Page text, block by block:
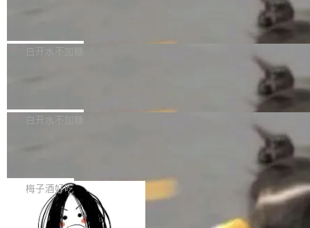
员工参与设立的专项资产管理计划。其中，Dee
获配9...
一个回归问题，该问题导致拉取镜像时会拒绝包
题，该问题可能导致在旧版 Linux 内核...
e 孵化器项目管理委员会（IPMC）投票中获得
P）！这一里程碑不仅标志着 Fluss 迈入新的发
白开水不加糖
长期停止内容更新，未能实现其作为“AI版维基百
提交的编辑请求也长期处于待处理状态。 Groki
pedia 于去年底上线，定位为由人工智能生成内
容的百科平台，被马斯克视为传统众包百科网站
白开水不加糖
是这样的：配 MessageSource 的 Bean、写 R
eloadableResourceBundleMessageSource、
声明 LocaleResolver、注册 LocaleChangeInt
梅子酒好吃
Apache Doris 4.1 全面增强 Iceberg：